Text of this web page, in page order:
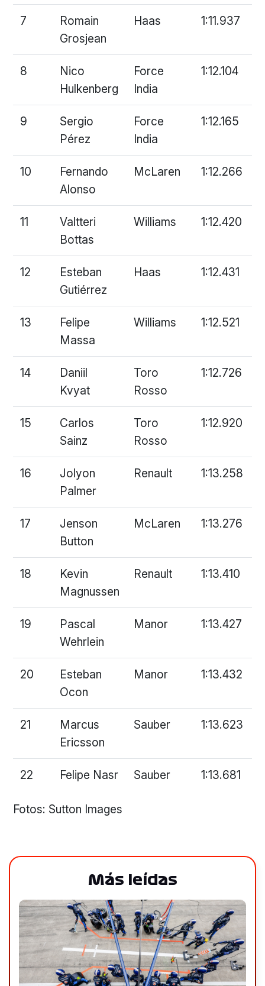
7
Romain
Grosjean
Haas 1:11.937
8
Nico
Hulkenberg
Force
India
1:12.104
9
Sergio
Pérez
Force
India
1:12.165
10
Fernando
Alonso
McLaren 1:12.266
11
Valtteri
Bottas
Williams 1:12.420
12
Esteban
Gutiérrez
Haas 1:12.431
13
Felipe
Massa
Williams 1:12.521
14
Daniil
Kvyat
Toro
Rosso
1:12.726
15
Carlos
Sainz
Toro
Rosso
1:12.920
16
Jolyon
Palmer
Renault 1:13.258
17
Jenson
Button
McLaren 1:13.276
18
Kevin
Magnussen
Renault 1:13.410
19
Pascal
Wehrlein
Manor 1:13.427
20
Esteban
Ocon
Manor 1:13.432
21
Marcus
Ericsson
Sauber 1:13.623
22 Felipe Nasr Sauber 1:13.681
Fotos: Sutton Images
Más leídas